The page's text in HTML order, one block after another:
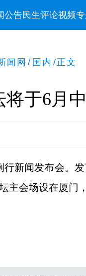
公告民生评论视频
闻网 / 国内 /正文
于6月
行新闻发布会。
主会场设在厦门